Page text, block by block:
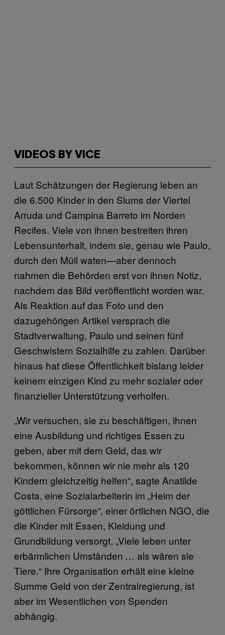
VIDEOS BY VICE
Laut Schätzungen der Regierung leben an
die 6.500 Kinder in den Slums der Viertel
Arruda und Campina Barreto im Norden
Recifes. Viele von ihnen bestreiten ihren
Lebensunterhalt, indem sie, genau wie Paulo,
durch den Müll waten—aber dennoch
nahmen die Behörden erst von ihnen Notiz,
nachdem das Bild veröffentlicht worden war.
Als Reaktion auf das Foto und den
dazugehörigen Artikel versprach die
Stadtverwaltung, Paulo und seinen fünf
Geschwistern Sozialhilfe zu zahlen. Darüber
hinaus hat diese Öffentlichkeit bislang leider
keinem einzigen Kind zu mehr sozialer oder
finanzieller Unterstützung verholfen.
„Wir versuchen, sie zu beschäftigen, ihnen
eine Ausbildung und richtiges Essen zu
geben, aber mit dem Geld, das wir
bekommen, können wir nie mehr als 120
Kindern gleichzeitig helfen“, sagte Anatilde
Costa, eine Sozialarbeiterin im „Heim der
göttlichen Fürsorge“, einer örtlichen NGO, die
die Kinder mit Essen, Kleidung und
Grundbildung versorgt. „Viele leben unter
erbärmlichen Umständen … als wären sie
Tiere.“ Ihre Organisation erhält eine kleine
Summe Geld von der Zentralregierung, ist
aber im Wesentlichen von Spenden
abhängig.